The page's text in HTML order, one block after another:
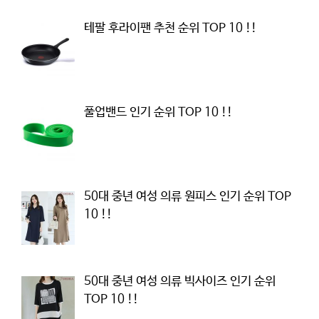
테팔 후라이팬 추천 순위 TOP 10 !!
풀업밴드 인기 순위 TOP 10 !!
50대 중년 여성 의류 원피스 인기 순위 TOP
10 !!
50대 중년 여성 의류 빅사이즈 인기 순위
TOP 10 !!